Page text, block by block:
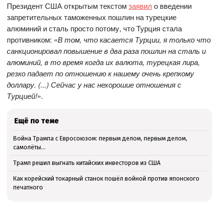
Президент США открытым текстомзаявил о введении
запретительных таможенных пошлин на турецкие
алюминий и сталь просто потому, что Турция стала
противником: «В том, что касается Турции, я только что
санкционировал повышение в два раза пошлин на сталь и
алюминий, в то время когда их валюта, турецкая лира,
резко падает по отношению к нашему очень крепкому
доллару. (...) Сейчас у нас нехорошие отношения с
Турцией!».
Ещё по теме
Война Трампа с Евросоюзом: первым делом, первым делом,
самолёты...
Трамп решил выгнать китайских инвесторов из США
Как корейский токарный станок пошёл войной против японского
печатного